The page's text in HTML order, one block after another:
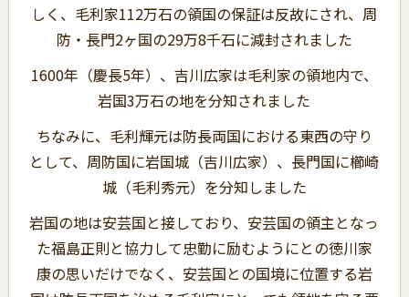
しく、毛利家112万石の領国の保証は反故にされ、周
防・長門2ヶ国の29万8千石に減封されました
1600年（慶長5年）、吉川広家は毛利家の領地内で、
岩国3万石の地を分知されました
ちなみに、毛利輝元は防長両国における東西の守り
として、周防国に岩国城（吉川広家）、長門国に櫛崎
城（毛利秀元）を分知しました
岩国の地は安芸国と接しており、安芸国の領主となっ
た福島正則と協力して忠勤に励むようにとの徳川家
康の思いだけでなく、安芸国との国境に位置する岩